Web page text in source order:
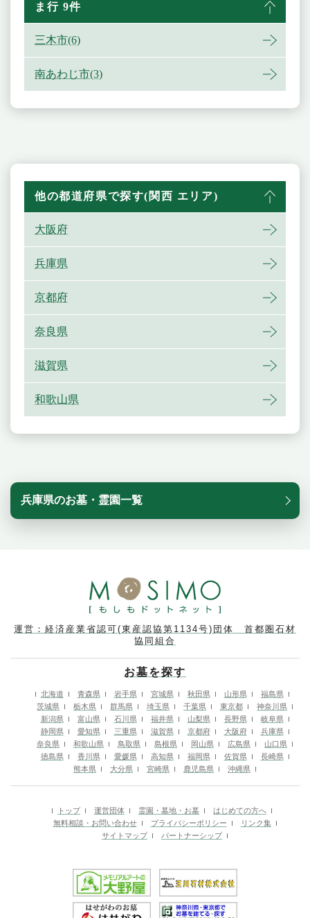
ま行 9件
三木市(6)
南あわじ市(3)
他の都道府県で探す(関西 エリア)
大阪府
兵庫県
京都府
奈良県
滋賀県
和歌山県
兵庫県のお墓・霊園一覧
運営：経済産業省認可(東産認協第1134号)団体 首都圏石材
協同組合
お墓を探す
北海道 青森県 岩手県 宮城県 秋田県 山形県
福島県
茨城県
栃木県 群馬県 埼玉県 千葉県 東京都
神奈川県
新潟県
富山県 石川県 福井県 山梨県 長野県
岐阜県
静岡県
愛知県 三重県 滋賀県 京都府 大阪府
兵庫県
奈良県
和歌山県 鳥取県 島根県 岡山県 広島県
山口県
徳島県
香川県 愛媛県 高知県 福岡県 佐賀県
長崎県
熊本県
大分県 宮崎県 鹿児島県 沖縄県
トップ 運営団体 霊園・墓地・お墓
はじめての方へ
無料相談・お問い合わせ
プライバシーポリシー
リンク集
サイトマップ
パートナーシップ